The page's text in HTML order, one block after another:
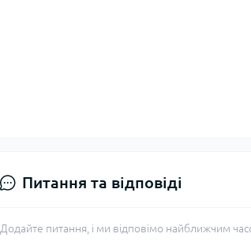
Питання та відповіді
Додайте питання, і ми відповімо найближчим